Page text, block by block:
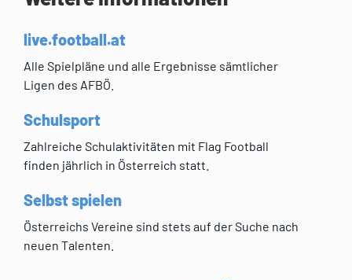
live.football.at
Alle Spielpläne und alle Ergebnisse sämtlicher
Ligen des AFBÖ.
Schulsport
Zahlreiche Schulaktivitäten mit Flag Football
finden jährlich in Österreich statt.
Selbst spielen
Österreichs Vereine sind stets auf der Suche nach
neuen Talenten.